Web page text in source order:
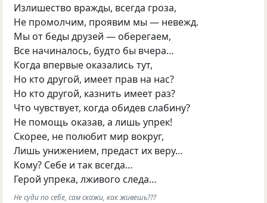
Излишество вражды, всегда гроза,
Не промолчим, проявим мы — невежд.
Мы от беды друзей — оберегаем,
Все начиналось, будто бы вчера…
Когда впервые оказались тут,
Но кто другой, имеет прав на нас?
Но кто другой, казнить имеет раз?
Что чувствует, когда обидев слабину?
Не помощь оказав, а лишь упрек!
Скорее, не полюбит мир вокруг,
Лишь унижением, предаст их веру…
Кому? Себе и так всегда…
Герой упрека, лживого следа…
Не суди по себе, сам скажи, как живешь???